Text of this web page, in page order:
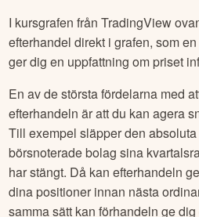
I kursgrafen från TradingView
efterhandel direkt i grafen, som
ger dig en uppfattning om priset
En av de största fördelarna med
efterhandeln är att du kan agera
Till exempel släpper den
börsnoterade bolag sina
har stängt. Då kan efterhandeln
dina positioner innan nästa
samma sätt kan förhandeln ge